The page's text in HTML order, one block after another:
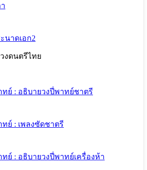
นาดเอก2
งดนตรีไทย
ทย์ : อธิบายวงปี่พาทย์ชาตรี
ทย์ : เพลงซัดชาตรี
ทย์ : อธิบายวงปี่พาทย์เครื่องห้า